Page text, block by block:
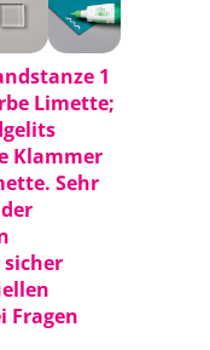
1
Limette;
Klammer
Sehr
Fragen